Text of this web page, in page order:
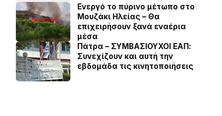
Ενεργό το πύρινο μέτωπο στο
Μουζάκι Ηλείας – Θα
επιχειρήσουν ξανά εναέρια
μέσα
Πάτρα – ΣΥΜΒΑΣΙΟΥΧΟΙ ΕΑΠ:
Συνεχίζουν και αυτή την
εβδομάδα τις κινητοποιήσεις